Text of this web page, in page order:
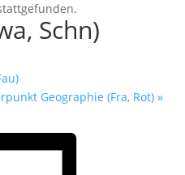
Schn)
Geographie (Fra, Rot) »